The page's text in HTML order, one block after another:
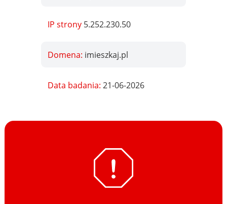
IP strony 5.252.230.50
Domena: imieszkaj.pl
Data badania:21-06-2026